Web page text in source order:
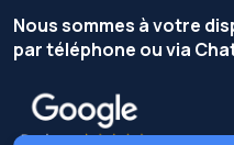
Nous sommes à votre
par téléphone ou via